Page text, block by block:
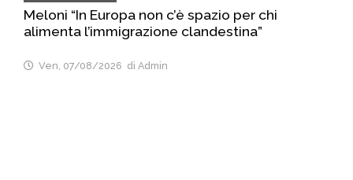
Meloni “In Europa non c’è spazio per chi
alimenta l’immigrazione clandestina”
Ven, 07/08/2026 di Admin